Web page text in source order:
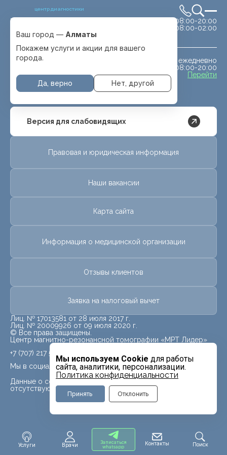
центр диагностики
Выбрать город
с. Отеген батыра
сб-вс 08:00-20:00
08:00-02:00
ежедневно
08:00-20:00
Перейти
Ваш город — Алматы
Покажем услуги и акции для вашего
города.
Да, верно Нет, другой
Услуги Врачи
Записаться
whatsapp
Контакты Поиск
Мы используем Cookie для работы
сайта, аналитики, персонализации.
Политика конфиденциальности
Принять Отклонить
Версия для слабовидящих
Правовая и юридическая информация
Наши вакансии
Карта сайта
Информация о медицинской организации
Отзывы клиентов
Заявка на налоговый вычет
Лиц. № 17013581 от 28 июля 2017 г.
Лиц. № 20009926 от 09 июля 2020 г.
© Все права защищены.
Центр магнитно-резонансной томографии «МРТ Лидер»
Мы в социальных сетях
Данные о социальных сетях для данного филиала
отсутствуют
+7 (707) 217 5840